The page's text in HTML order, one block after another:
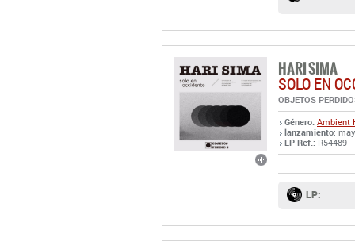
HARI SIMA
SOLO EN
OBJETOS
Género: Ambient
lanzamiento:
LP Ref.: R54489
LP: